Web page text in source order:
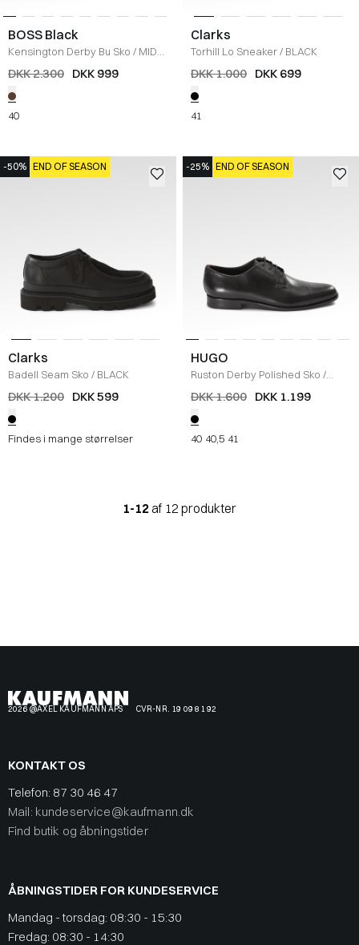
BOSS Black
Kensington Derby Bu Sko / MID
BROWN
DKK 2.300 DKK 999
40
Clarks
Torhill Lo Sneaker/ BLACK
DKK 1.000 DKK 699
41
-50% END OF SEASON
Clarks
Badell Seam Sko / BLACK
DKK 1.200 DKK 599
Findes i mange størrelser
-25% END OF SEASON
HUGO
Ruston Derby Polished Sko /
SORT
DKK 1.600 DKK 1.199
40 40,5 41
1-12 af 12 produkter
2026 @AXEL KAUFMANN APS CVR-NR. 19 09 81 92
KONTAKT OS
Telefon: 87 30 46 47
Mail: kundeservice@kaufmann.dk
Find butik og åbningstider
ÅBNINGSTIDER FOR KUNDESERVICE
Mandag - torsdag: 08:30 - 15:30
Fredag: 08:30 - 14:30